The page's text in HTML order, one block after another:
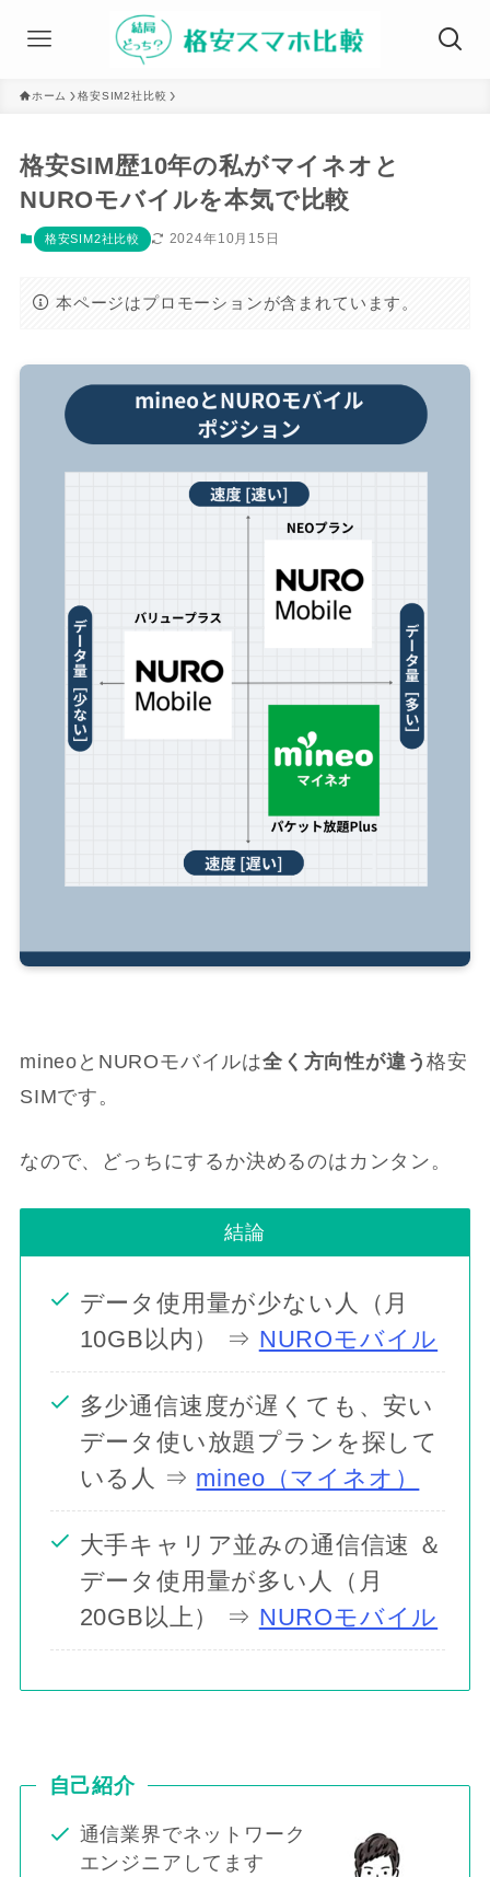
ホーム 格安SIM2社比較
格安SIM歴10年の私がマイネオと
NUROモバイルを本気で比較
格安SIM2社比較 2024年10月15日
本ページはプロモーションが含まれています。
mineoとNUROモバイルは全く方向性が違う格安
SIMです。
なので、どっちにするか決めるのはカンタン。
結論
データ使用量が少ない人（月
10GB以内） ⇒ NUROモバイル
多少通信速度が遅くても、安い
データ使い放題プランを探して
いる人 ⇒ mineo（マイネオ）
大手キャリア並みの通信信速 ＆
データ使用量が多い人（月
20GB以上） ⇒ NUROモバイル
自己紹介
通信業界でネットワーク
エンジニアしてます